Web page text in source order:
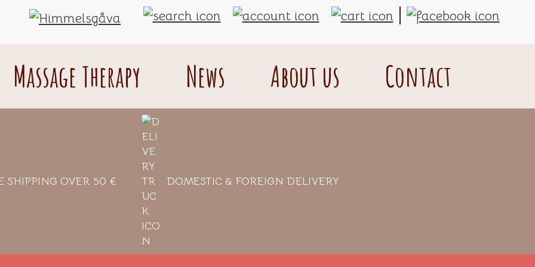
of
heaven
from
Massage Therapy News About us Contact
SHIPPING OVER 50 € DOMESTIC & FOREIGN DELIVERY